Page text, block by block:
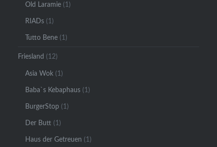
Old Laramie (1)
RIADs (1)
Tutto Bene (1)
Friesland (12)
Asia Wok (1)
Baba`s Kebaphaus (1)
BurgerStop (1)
Der Butt (1)
Haus der Getreuen (1)